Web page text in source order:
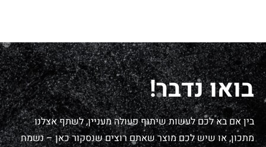
בואו נדבר!
בין אם בא לכם לעשות שיתוף פעולה מעניין, לשתף אצלנו
מתכון, או שיש לכם מוצר שאתם רוצים שנסקור כאן – נשמח